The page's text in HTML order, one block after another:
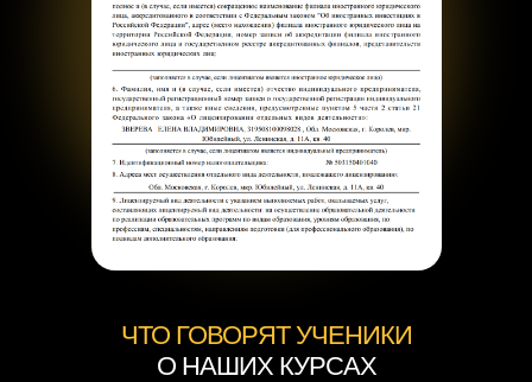
ЧТО ГОВОРЯТ УЧЕНИКИ
О НАШИХ КУРСАХ